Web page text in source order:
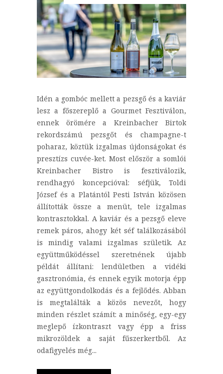
Idén a gombóc mellett a pezsgő és a kaviár
lesz a főszereplő a Gourmet Fesztiválon,
ennek örömére a Kreinbacher Birtok
rekordszámú pezsgőt és champagne-t
poharaz, köztük izgalmas újdonságokat és
presztízs cuvée-ket. Most először a somlói
Kreinbacher Bistro is fesztiválozik,
rendhagyó koncepcióval: séfjük, Toldi
József és a Platántól Pesti István közösen
állították össze a menüt, tele izgalmas
kontrasztokkal. A kaviár és a pezsgő eleve
remek páros, ahogy két séf találkozásából
is mindig valami izgalmas születik. Az
együttműködéssel szeretnének újabb
példát állítani: lendületben a vidéki
gasztronómia, és ennek egyik motorja épp
az együttgondolkodás és a fejlődés. Abban
is megtalálták a közös nevezőt, hogy
minden részlet számít: a minőség, egy-egy
meglepő ízkontraszt vagy épp a friss
mikrozöldek a saját fűszerkertből. Az
odafigyelés még...